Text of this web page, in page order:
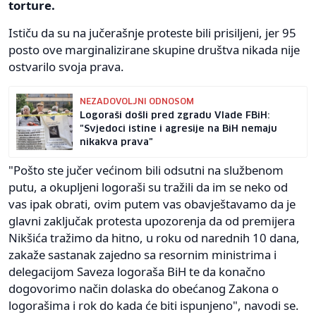
torture.
Ističu da su na jučerašnje proteste bili prisiljeni, jer 95
posto ove marginalizirane skupine društva nikada nije
ostvarilo svoja prava.
NEZADOVOLJNI ODNOSOM
Logoraši došli pred zgradu Vlade FBiH:
"Svjedoci istine i agresije na BiH nemaju
nikakva prava"
"Pošto ste jučer većinom bili odsutni na službenom
putu, a okupljeni logoraši su tražili da im se neko od
vas ipak obrati, ovim putem vas obavještavamo da je
glavni zaključak protesta upozorenja da od premijera
Nikšića tražimo da hitno, u roku od narednih 10 dana,
zakaže sastanak zajedno sa resornim ministrima i
delegacijom Saveza logoraša BiH te da konačno
dogovorimo način dolaska do obećanog Zakona o
logorašima i rok do kada će biti ispunjeno", navodi se.